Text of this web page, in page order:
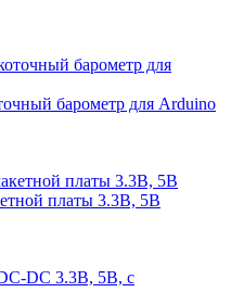
барометр для Arduino
платы 3.3В, 5В